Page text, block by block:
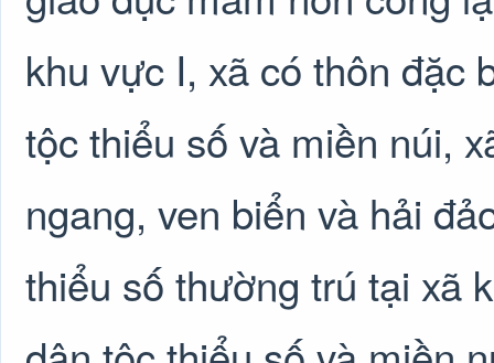
khu vực I, xã có thôn đặc
tộc thiểu số và miền núi,
ngang, ven biển và hải
thiểu số thường trú tại xã